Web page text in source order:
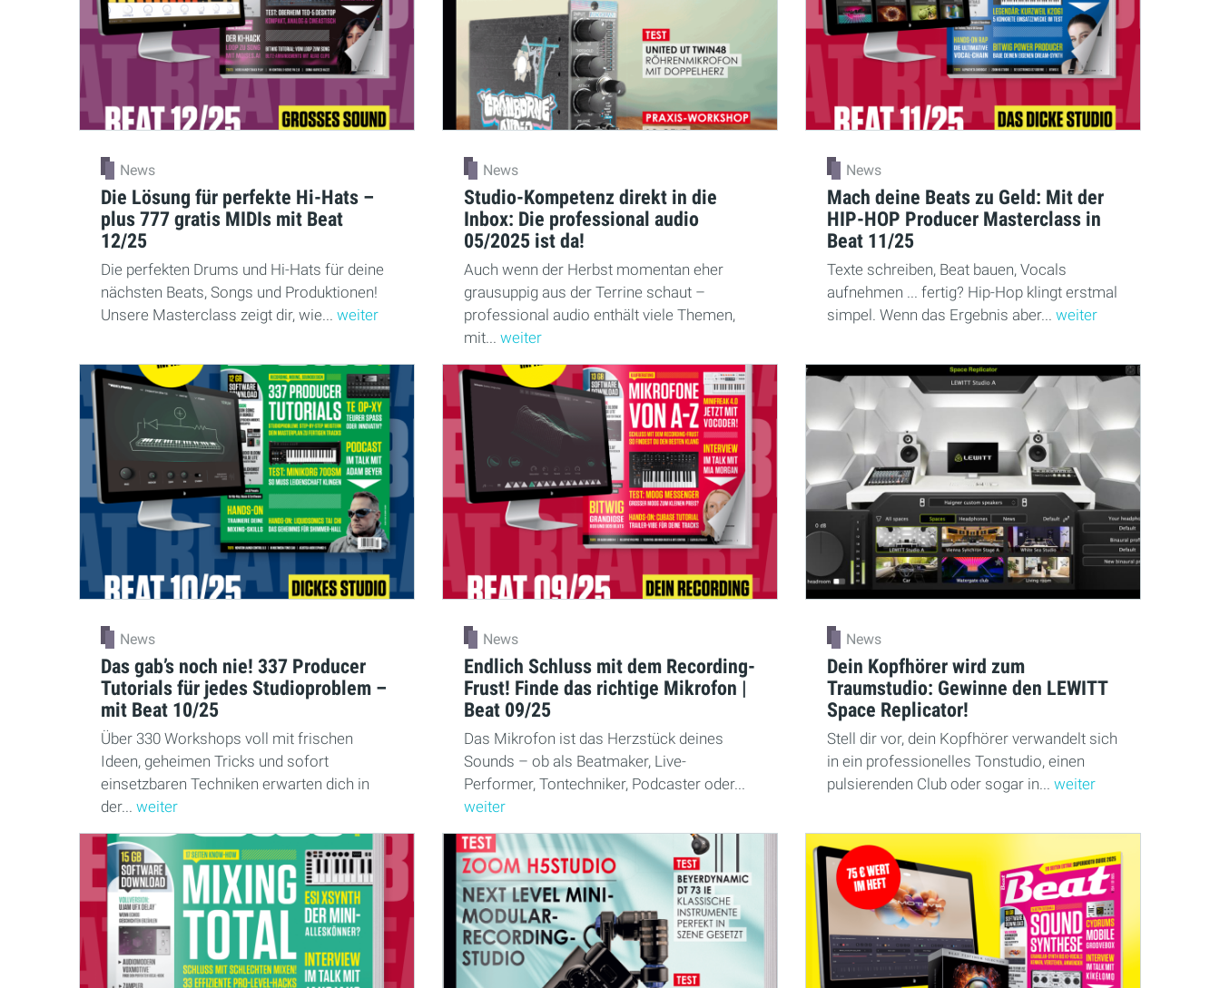
News
Die Lösung für perfekte Hi-Hats –
plus 777 gratis MIDIs mit Beat
12/25
Die perfekten Drums und Hi-Hats für deine
nächsten Beats, Songs und Produktionen!
Unsere Masterclass zeigt dir, wie... weiter
News
Studio-Kompetenz direkt in die
Inbox: Die professional audio
05/2025 ist da!
Auch wenn der Herbst momentan eher
grausuppig aus der Terrine schaut –
professional audio enthält viele Themen,
mit... weiter
News
Mach deine Beats zu Geld: Mit der
HIP-HOP Producer Masterclass in
Beat 11/25
Texte schreiben, Beat bauen, Vocals
aufnehmen ... fertig? Hip-Hop klingt erstmal
simpel. Wenn das Ergebnis aber... weiter
News
Das gab’s noch nie! 337 Producer
Tutorials für jedes Studioproblem –
mit Beat 10/25
Über 330 Workshops voll mit frischen
Ideen, geheimen Tricks und sofort
einsetzbaren Techniken erwarten dich in
der... weiter
News
Endlich Schluss mit dem Recording-
Frust! Finde das richtige Mikrofon |
Beat 09/25
Das Mikrofon ist das Herzstück deines
Sounds – ob als Beatmaker, Live-
Performer, Tontechniker, Podcaster oder...
weiter
News
Dein Kopfhörer wird zum
Traumstudio: Gewinne den LEWITT
Space Replicator!
Stell dir vor, dein Kopfhörer verwandelt sich
in ein professionelles Tonstudio, einen
pulsierenden Club oder sogar in... weiter